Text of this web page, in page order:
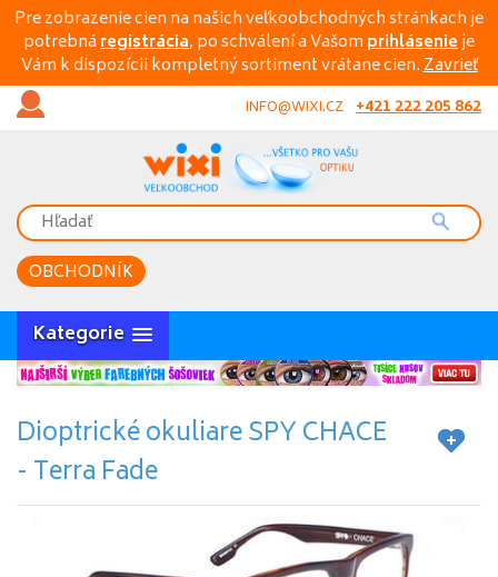
Pre zobrazenie cien na našich veľkoobchodných stránkach je
potrebnáregistrácia, po schválení a Vašom prihlásenieje
Vám k dispozícii kompletný sortiment vrátane cien.Zavrieť
INFO@WIXI.CZ +421 222 205 862
OBCHODNÍK
Kategorie
Dioptrické okuliare SPY CHACE
- Terra Fade